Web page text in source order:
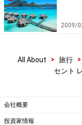
2009/
All About > 旅行 >
セント
会社概要
投資家情報